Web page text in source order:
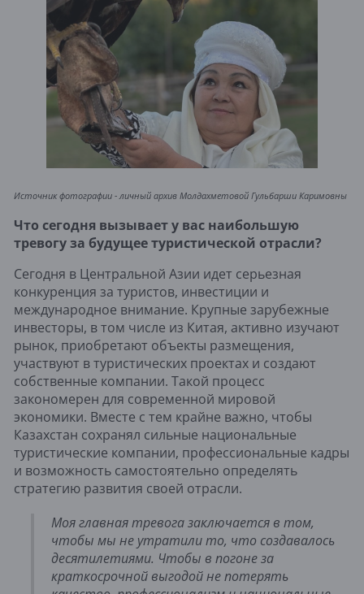
Источник фотографии - личный архив Молдахметовой Гульбарши Каримовны
Что сегодня вызывает у вас наибольшую
тревогу за будущее туристической отрасли?
Сегодня в Центральной Азии идет серьезная
конкуренция за туристов, инвестиции и
международное внимание. Крупные зарубежные
инвесторы, в том числе из Китая, активно изучают
рынок, приобретают объекты размещения,
участвуют в туристических проектах и создают
собственные компании. Такой процесс
закономерен для современной мировой
экономики. Вместе с тем крайне важно, чтобы
Казахстан сохранял сильные национальные
туристические компании, профессиональные кадры
и возможность самостоятельно определять
стратегию развития своей отрасли.
Моя главная тревога заключается в том,
чтобы мы не утратили то, что создавалось
десятилетиями. Чтобы в погоне за
краткосрочной выгодой не потерять